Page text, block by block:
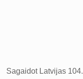
Sagaidot Latvijas